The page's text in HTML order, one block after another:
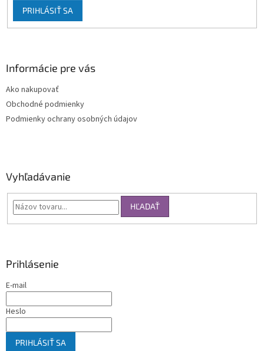
PRIHLÁSIŤ SA
Informácie pre vás
Ako nakupovať
Obchodné podmienky
Podmienky ochrany osobných údajov
Vyhľadávanie
HĽADAŤ
Prihlásenie
E-mail
Heslo
PRIHLÁSIŤ SA